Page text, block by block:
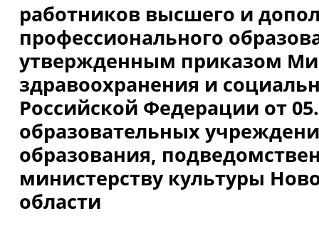
работников высшего и
профессионального
утвержденным приказом
здравоохранения и
Российской Федерации от
образовательных
образования,
министерству культуры
области